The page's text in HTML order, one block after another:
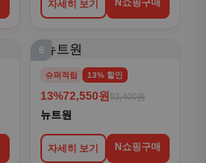
자세히 보기 N쇼핑구매
6
슈퍼적립 13% 할인
13%72,550원 83,400원
뉴트원
자세히 보기 N쇼핑구매